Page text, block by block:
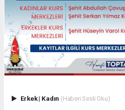
Erkek| Kadın (Haberi Sesli Oku)